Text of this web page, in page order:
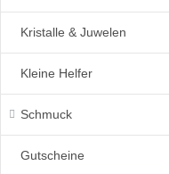
Kristalle & Juwelen
Kleine Helfer
Schmuck
Gutscheine